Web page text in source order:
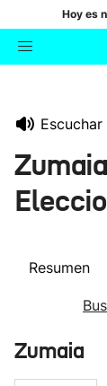
Hoy es
Escuchar
Resumen
Zumaia